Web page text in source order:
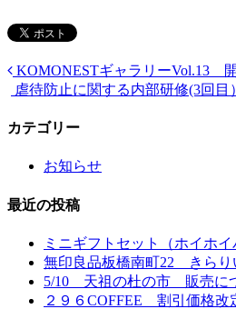
KOMONESTギャラリーVol.13
虐待防止に関する内部研修(3回目
カテゴリー
お知らせ
最近の投稿
ミニギフトセット（ホイホ
無印良品板橋南町22 きらり
5/10 天祖の杜の市 販売に
２９６COFFEE 割引価格改